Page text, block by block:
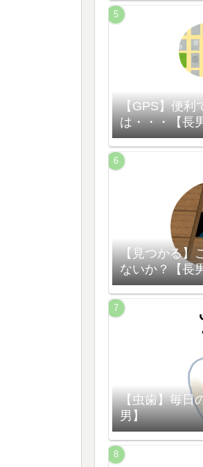
【GPS】便利
は・・・【長
【見つかる】
ないか？【長
【虫歯】毎日
男】